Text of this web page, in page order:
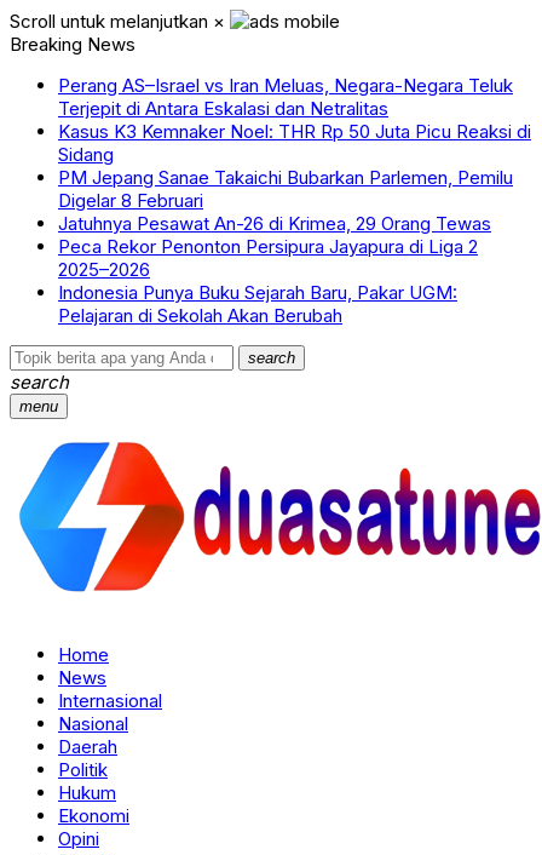
Scroll untuk melanjutkan ×
Breaking News
Perang AS–Israel vs Iran Meluas, Negara-Negara Teluk
Terjepit di Antara Eskalasi dan Netralitas
Kasus K3 Kemnaker Noel: THR Rp 50 Juta Picu Reaksi di
Sidang
PM Jepang Sanae Takaichi Bubarkan Parlemen, Pemilu
Digelar 8 Februari
Jatuhnya Pesawat An-26 di Krimea, 29 Orang Tewas
Peca Rekor Penonton Persipura Jayapura di Liga 2
2025–2026
Indonesia Punya Buku Sejarah Baru, Pakar UGM:
Pelajaran di Sekolah Akan Berubah
search
search
menu
Home
News
Internasional
Nasional
Daerah
Politik
Hukum
Ekonomi
Opini